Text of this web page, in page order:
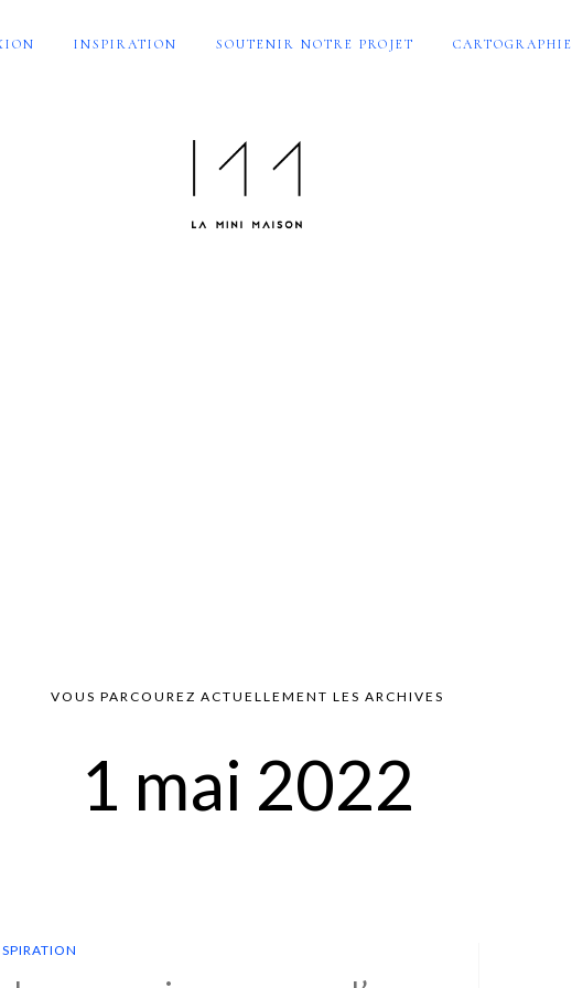
INSPIRATION SOUTENIR NOTRE PROJET CARTOGRAPHIE
VOUS PARCOUREZ ACTUELLEMENT LES ARCHIVES
1 mai 2022